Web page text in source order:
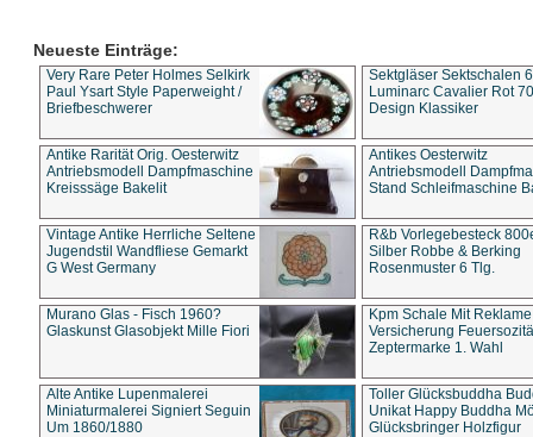
Neueste Einträge:
Very Rare Peter Holmes Selkirk
Paul Ysart Style Paperweight /
Briefbeschwerer
Sektgläser Sektschalen
Luminarc Cavalier Rot
Design Klassiker
Antike Rarität Orig. Oesterwitz
Antriebsmodell Dampfmaschine
Kreisssäge Bakelit
Antikes Oesterwitz
Antriebsmodell
Stand Schleifmaschine
Vintage Antike Herrliche Seltene
Jugendstil Wandfliese Gemarkt
G West Germany
R&b Vorlegebesteck
Silber Robbe & Berking
Rosenmuster 6 Tlg.
Murano Glas - Fisch 1960?
Glaskunst Glasobjekt Mille Fiori
Kpm Schale Mit Reklame
Versicherung
Zeptermarke 1. Wahl
Alte Antike Lupenmalerei
Miniaturmalerei Signiert Seguin
Um 1860/1880
Toller Glücksbuddha
Unikat Happy Buddha
Glücksbringer Holzfigur